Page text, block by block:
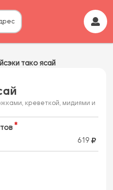
тако ясай
креветкой, мидиями и
619